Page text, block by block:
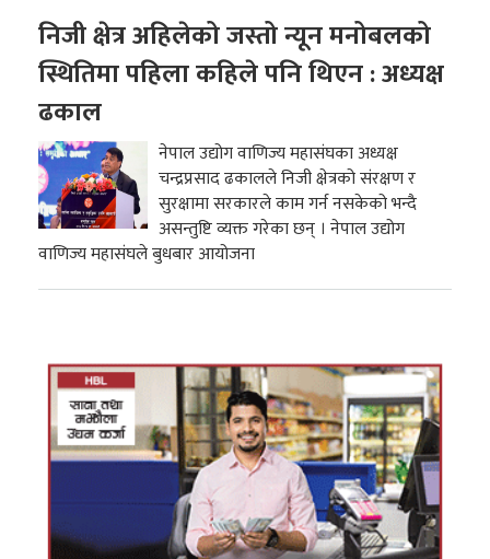
निजी क्षेत्र अहिलेको जस्तो न्यून मनोबलको
स्थितिमा पहिला कहिले पनि थिएन : अध्यक्ष
ढकाल
नेपाल उद्योग वाणिज्य महासंघका अध्यक्ष
चन्द्रप्रसाद ढकालले निजी क्षेत्रको संरक्षण र
सुरक्षामा सरकारले काम गर्न नसकेको भन्दै
असन्तुष्टि व्यक्त गरेका छन् । नेपाल उद्योग
वाणिज्य महासंघले बुधबार आयोजना